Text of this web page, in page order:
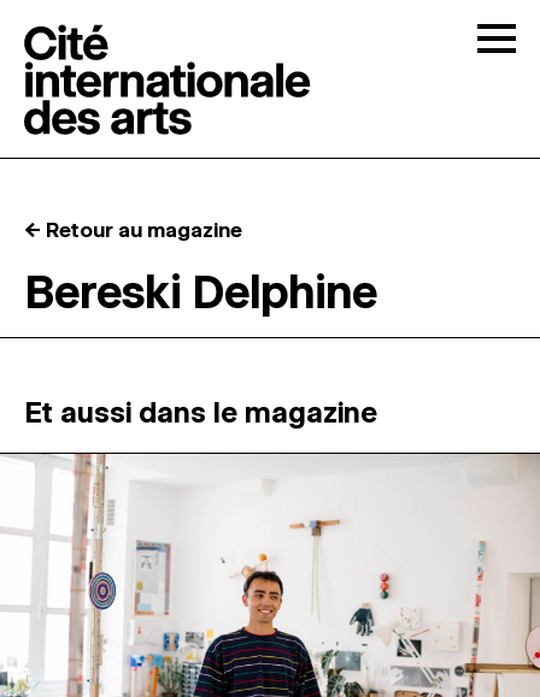
RÉSIDENCES ↓
ATELIERS OUVERTS
PROGRAMMATION
MAGAZINE
ESPACES DE PRATIQUE ARTISTIQUE ↓
← Retour au magazine
Bereski Delphine
Et aussi dans le magazine